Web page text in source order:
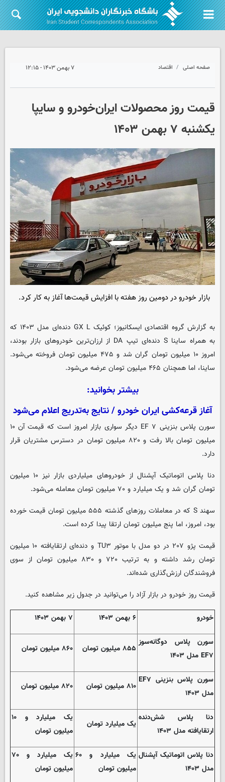
صفحه اصلی اقتصاد ۷ بهمن ۱۴۰۳ - ۱۲:۱۵
قیمت روز محصولات ایران‌خودرو و سایپا
یکشنبه ۷ بهمن ۱۴۰۳
بازار خودرو در دومین روز هفته با افزایش قیمت‌ها آغاز به کار کرد.
به گزارش گروه اقتصادی ایسکانیوز
؛ کوئیک GX L دنده‌ای مدل ۱۴۰۳ که
به همراه ساینا S دنده‌ای تیپ DA از ارزان‌ترین خودروهای بازار بودند،
امروز ۱۰ میلیون تومان گران شد و ۴۷۵ میلیون تومان فروخته می‌شود.
ساینا، اما همچنان ۴۶۵ میلیون تومان عرضه می‌شود.
بیشتر بخوانید:
آغاز قرعه‌کشی ایران‌ خودرو / نتایج به‌تدریج اعلام می‌شود
سورن پلاس بنزینی EF ۷ دیگر سواری بازار امروز است که قیمت آن ۱۰
میلیون تومان بالا رفت و ۸۲۰ میلیون تومان در دسترس مشتریان قرار
دارد.
دنا پلاس اتوماتیک آپشنال از خودروهای میلیاردی بازار نیز ۱۰ میلیون
تومان گران شد و یک میلیارد و ۷۰ میلیون تومان معامله می‌شود.
سهند S که در معاملات روزهای گذشته ۵۵۵ میلیون تومان قیمت خورده
بود، امروز، اما پنج میلیون تومان ارتقا پیدا کرده است.
قیمت پژو ۲۰۷ در دو مدل با موتور TU۳ و دنده‌ای ارتقایافته ۱۰ میلیون
تومان رشد داشته و به ترتیب ۷۲۰ و ۸۳۰ میلیون تومان از سوی
فروشندگان ارزش‌گذاری شده‌اند.
قیمت روز خودرو در بازار آزاد را می‌توانید در جدول زیر مشاهده کنید.
خودرو
۶ بهمن ۱۴۰۳ ۷ بهمن ۱۴۰۳
سورن پلاس دوگانه‌سوز
EF۷ مدل ۱۴۰۳
۸۵۵ میلیون تومان ۸۶۰ میلیون تومان
سورن پلاس بنزینی EF۷
مدل ۱۴۰۳
۸۱۰ میلیون تومان ۸۲۰ میلیون تومان
دنا پلاس شش‌دنده‌
ارتقایافته مدل ۱۴۰۳
یک میلیارد تومان
یک میلیارد و ۱۰
میلیون تومان
دنا پلاس اتوماتیک آپشنال
مدل ۱۴۰۳
یک میلیارد و ۶۰
میلیون تومان
یک میلیارد و ۷۰
میلیون تومان